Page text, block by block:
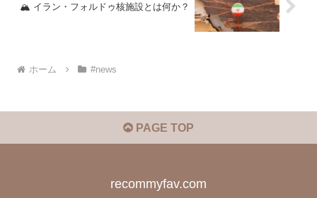
🏔️ イラン・フォルドゥ核施設とは何か？
ホーム #news
PAGE TOP
recommyfav.com